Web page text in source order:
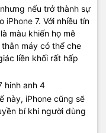
nếu trở thành sự
iPhone 7. Với nhiều tín
màu khiến họ mê
máy có thể che
liền khối rất hấp
này, iPhone cũng sẽ
bí khi người dùng